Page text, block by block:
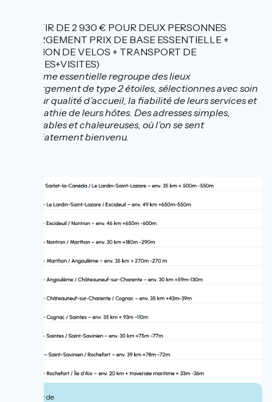
A PARTIR DE 2 930 € POUR DEUX PERSONNES
(HEBERGEMENT PRIX DE BASE ESSENTIELLE +
LOCATION DE VELOS + TRANSPORT DE
BAGAGES+VISITES)
La gamme essentielle regroupe des lieux
d’hébergement de type 2 étoiles, sélectionnes avec soin
pour leur qualité d’accueil, la fiabilité de leurs services et
la sympathie de leurs hôtes. Des adresses simples,
confortables et chaleureuses, où l’on se sent
immédiatement bienvenu.
À partir de